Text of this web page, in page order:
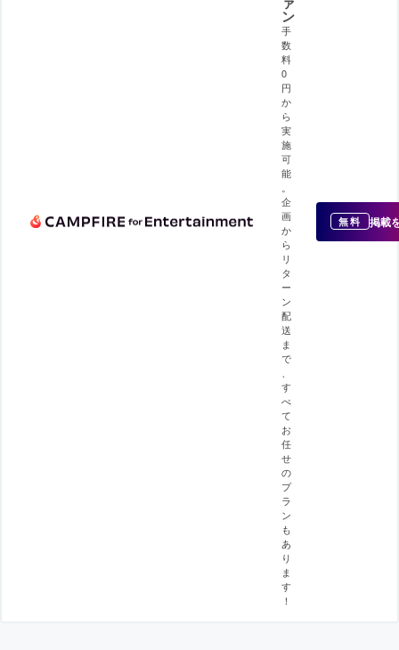
ン
手
数
料
0
円
か
ら
実
施
可
能
企
画
か
ら
リ
タ
ー
ン
配
送
ま
で
す
べ
て
お
任
せ
の
プ
ラ
ン
も
あ
り
ま
す
！
無料 掲載